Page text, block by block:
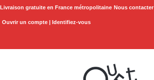
Aller
Livraison gratuite en France métropolitaine Nous contacter
Ouvrir un compte | Identifiez-vous